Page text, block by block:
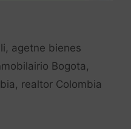
, agetne bienes
Bogota,
, realtor Colombia